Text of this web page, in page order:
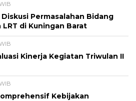
Permasalahan Bidang
di Kuningan Barat
Kinerja Kegiatan Triwulan II
Kebijakan